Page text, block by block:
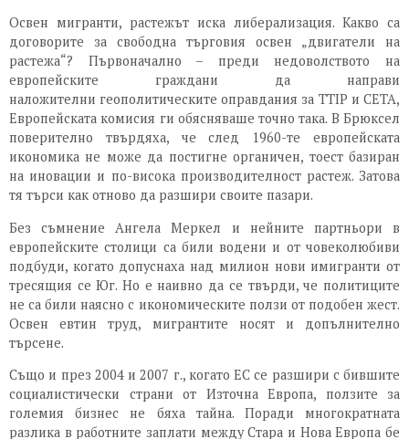
Освен мигранти, растежът иска либерализация. Какво са
договорите за свободна търговия освен „двигатели на
растежа“? Първоначално – преди недоволството на
европейските граждани да направи
наложителни геополитическите оправдания за TTIP и CETA,
Европейската комисия ги обясняваше точно така. В Брюксел
поверително твърдяха, че след 1960-те европейската
икономика не може да постигне органичен, тоест базиран
на иновации и по-висока производителност растеж. Затова
тя търси как отново да разшири своите пазари.
Без съмнение Ангела Меркел и нейните партньори в
европейските столици са били водени и от човеколюбиви
подбуди, когато допуснаха над милион нови имигранти от
тресящия се Юг. Но е наивно да се твърди, че политиците
не са били наясно с икономическите ползи от подобен жест.
Освен евтин труд, мигрантите носят и допълнително
търсене.
Също и през 2004 и 2007 г., когато ЕС се разшири с бившите
социалистически страни от Източна Европа, ползите за
големия бизнес не бяха тайна. Поради многократната
разлика в работните заплати между Стара и Нова Европа бе